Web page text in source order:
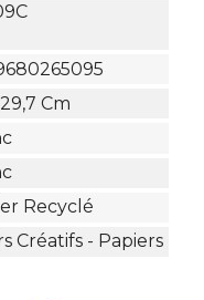
Cm
Recyclé
Créatifs - Papiers